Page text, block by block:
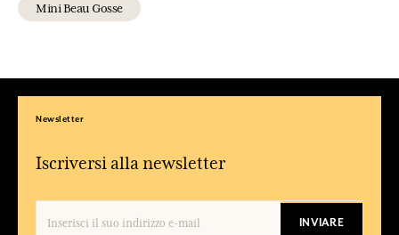
Mini Beau Gosse
Newsletter
Iscriversi alla newsletter
INVIARE